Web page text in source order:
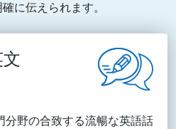
に伝えられます。
分野の合致する流暢な英語話